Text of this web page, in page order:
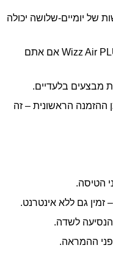
של יומיים-שלושה יכולה
בדקו אם כדאי להצטרף לתוכנית Wizz Air PLUS אם אתם
ההזמנה הראשונית – זה
זמין גם ללא אינטרנט.
לשדה.
ההמראה.